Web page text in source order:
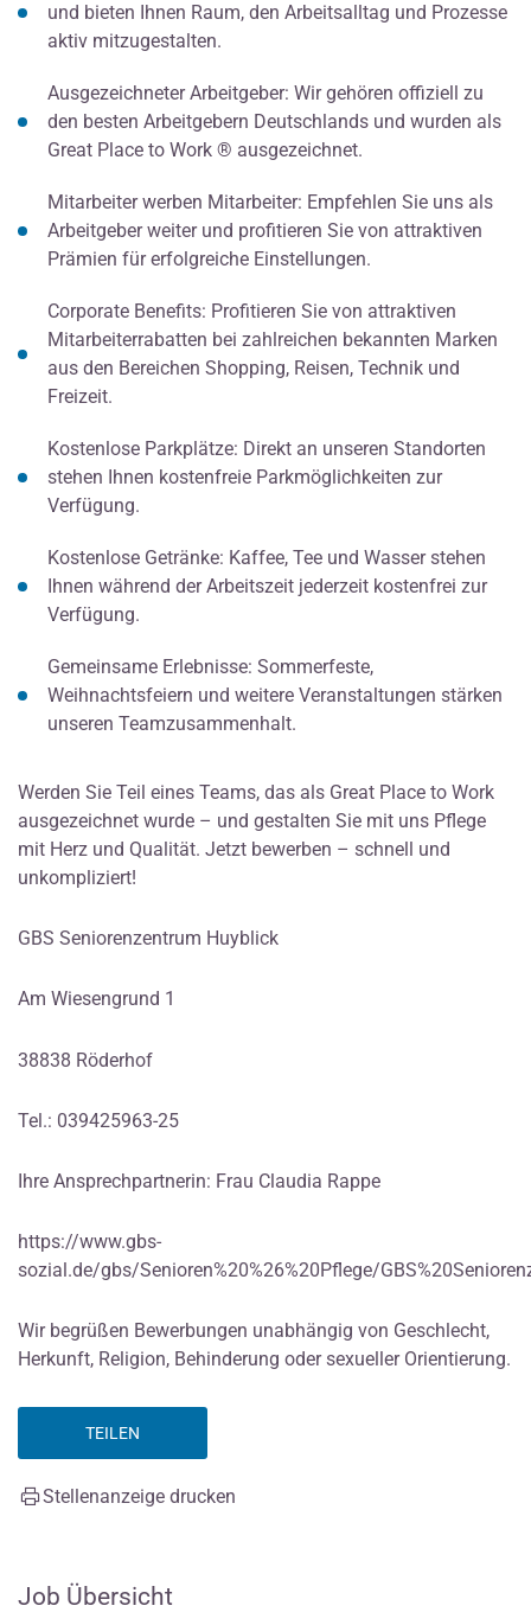
und bieten Ihnen Raum, den Arbeitsalltag und Prozesse
aktiv mitzugestalten.
Ausgezeichneter Arbeitgeber: Wir gehören offiziell zu
den besten Arbeitgebern Deutschlands und wurden als
Great Place to Work ® ausgezeichnet.
Mitarbeiter werben Mitarbeiter: Empfehlen Sie uns als
Arbeitgeber weiter und profitieren Sie von attraktiven
Prämien für erfolgreiche Einstellungen.
Corporate Benefits: Profitieren Sie von attraktiven
Mitarbeiterrabatten bei zahlreichen bekannten Marken
aus den Bereichen Shopping, Reisen, Technik und
Freizeit.
Kostenlose Parkplätze: Direkt an unseren Standorten
stehen Ihnen kostenfreie Parkmöglichkeiten zur
Verfügung.
Kostenlose Getränke: Kaffee, Tee und Wasser stehen
Ihnen während der Arbeitszeit jederzeit kostenfrei zur
Verfügung.
Gemeinsame Erlebnisse: Sommerfeste,
Weihnachtsfeiern und weitere Veranstaltungen stärken
unseren Teamzusammenhalt.
Werden Sie Teil eines Teams, das als Great Place to Work
ausgezeichnet wurde – und gestalten Sie mit uns Pflege
mit Herz und Qualität. Jetzt bewerben – schnell und
unkompliziert!
GBS Seniorenzentrum Huyblick
Am Wiesengrund 1
38838 Röderhof
Tel.: 039425963-25
Ihre Ansprechpartnerin: Frau Claudia Rappe
https://www.gbs-
sozial.de/gbs/Senioren%20%26%20Pflege/
Wir begrüßen Bewerbungen unabhängig von Geschlecht,
Herkunft, Religion, Behinderung oder sexueller Orientierung.
TEILEN
Stellenanzeige drucken
Job Übersicht